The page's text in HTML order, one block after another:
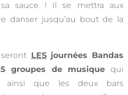
sa sauce ! Il se mettra aux
danser jusqu’au bout de la
LES journées Bandas
groupes de musique qui
ainsi que les deux bars